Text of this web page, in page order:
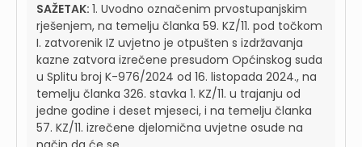
SAŽETAK: 1. Uvodno označenim prvostupanjskim
rješenjem, na temelju članka 59. KZ/11. pod točkom
I. zatvorenik IZ uvjetno je otpušten s izdržavanja
kazne zatvora izrečene presudom Općinskog suda
u Splitu broj K-976/2024 od 16. listopada 2024., na
temelju članka 326. stavka 1. KZ/11. u trajanju od
jedne godine i deset mjeseci, i na temelju članka
57. KZ/11. izrečene djelomična uvjetne osude na